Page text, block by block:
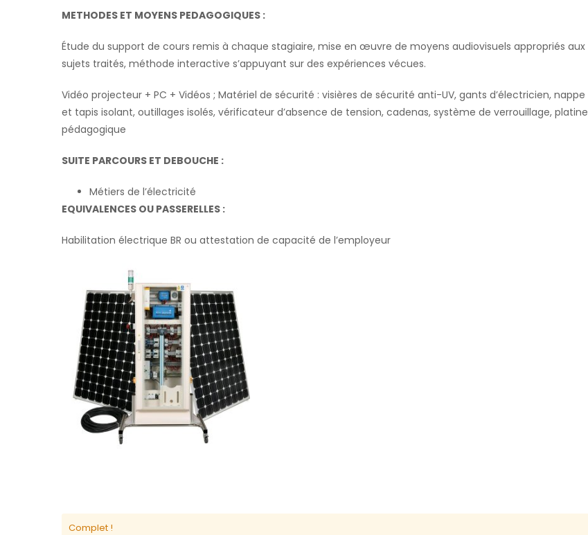
METHODES ET MOYENS PEDAGOGIQUES :
Étude du support de cours remis à chaque stagiaire, mise en œuvre de moyens audiovisuels appropriés aux
sujets traités, méthode interactive s’appuyant sur des expériences vécues.
Vidéo projecteur + PC + Vidéos ; Matériel de sécurité : visières de sécurité anti-UV, gants d’électricien, nappe
et tapis isolant, outillages isolés, vérificateur d’absence de tension, cadenas, système de verrouillage, platine
pédagogique
SUITE PARCOURS ET DEBOUCHE :
Métiers de l’électricité
EQUIVALENCES OU PASSERELLES :
Habilitation électrique BR ou attestation de capacité de l’employeur
Complet !